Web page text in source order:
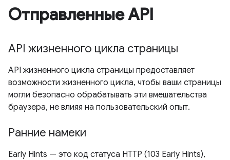
Отправленные API
API жизненного цикла страницы
API жизненного цикла страницы предоставляет
возможности жизненного цикла, чтобы ваши страницы
могли безопасно обрабатывать эти вмешательства
браузера, не влияя на пользовательский опыт.
Ранние намеки
Early Hints — это код статуса HTTP (103 Early Hints),